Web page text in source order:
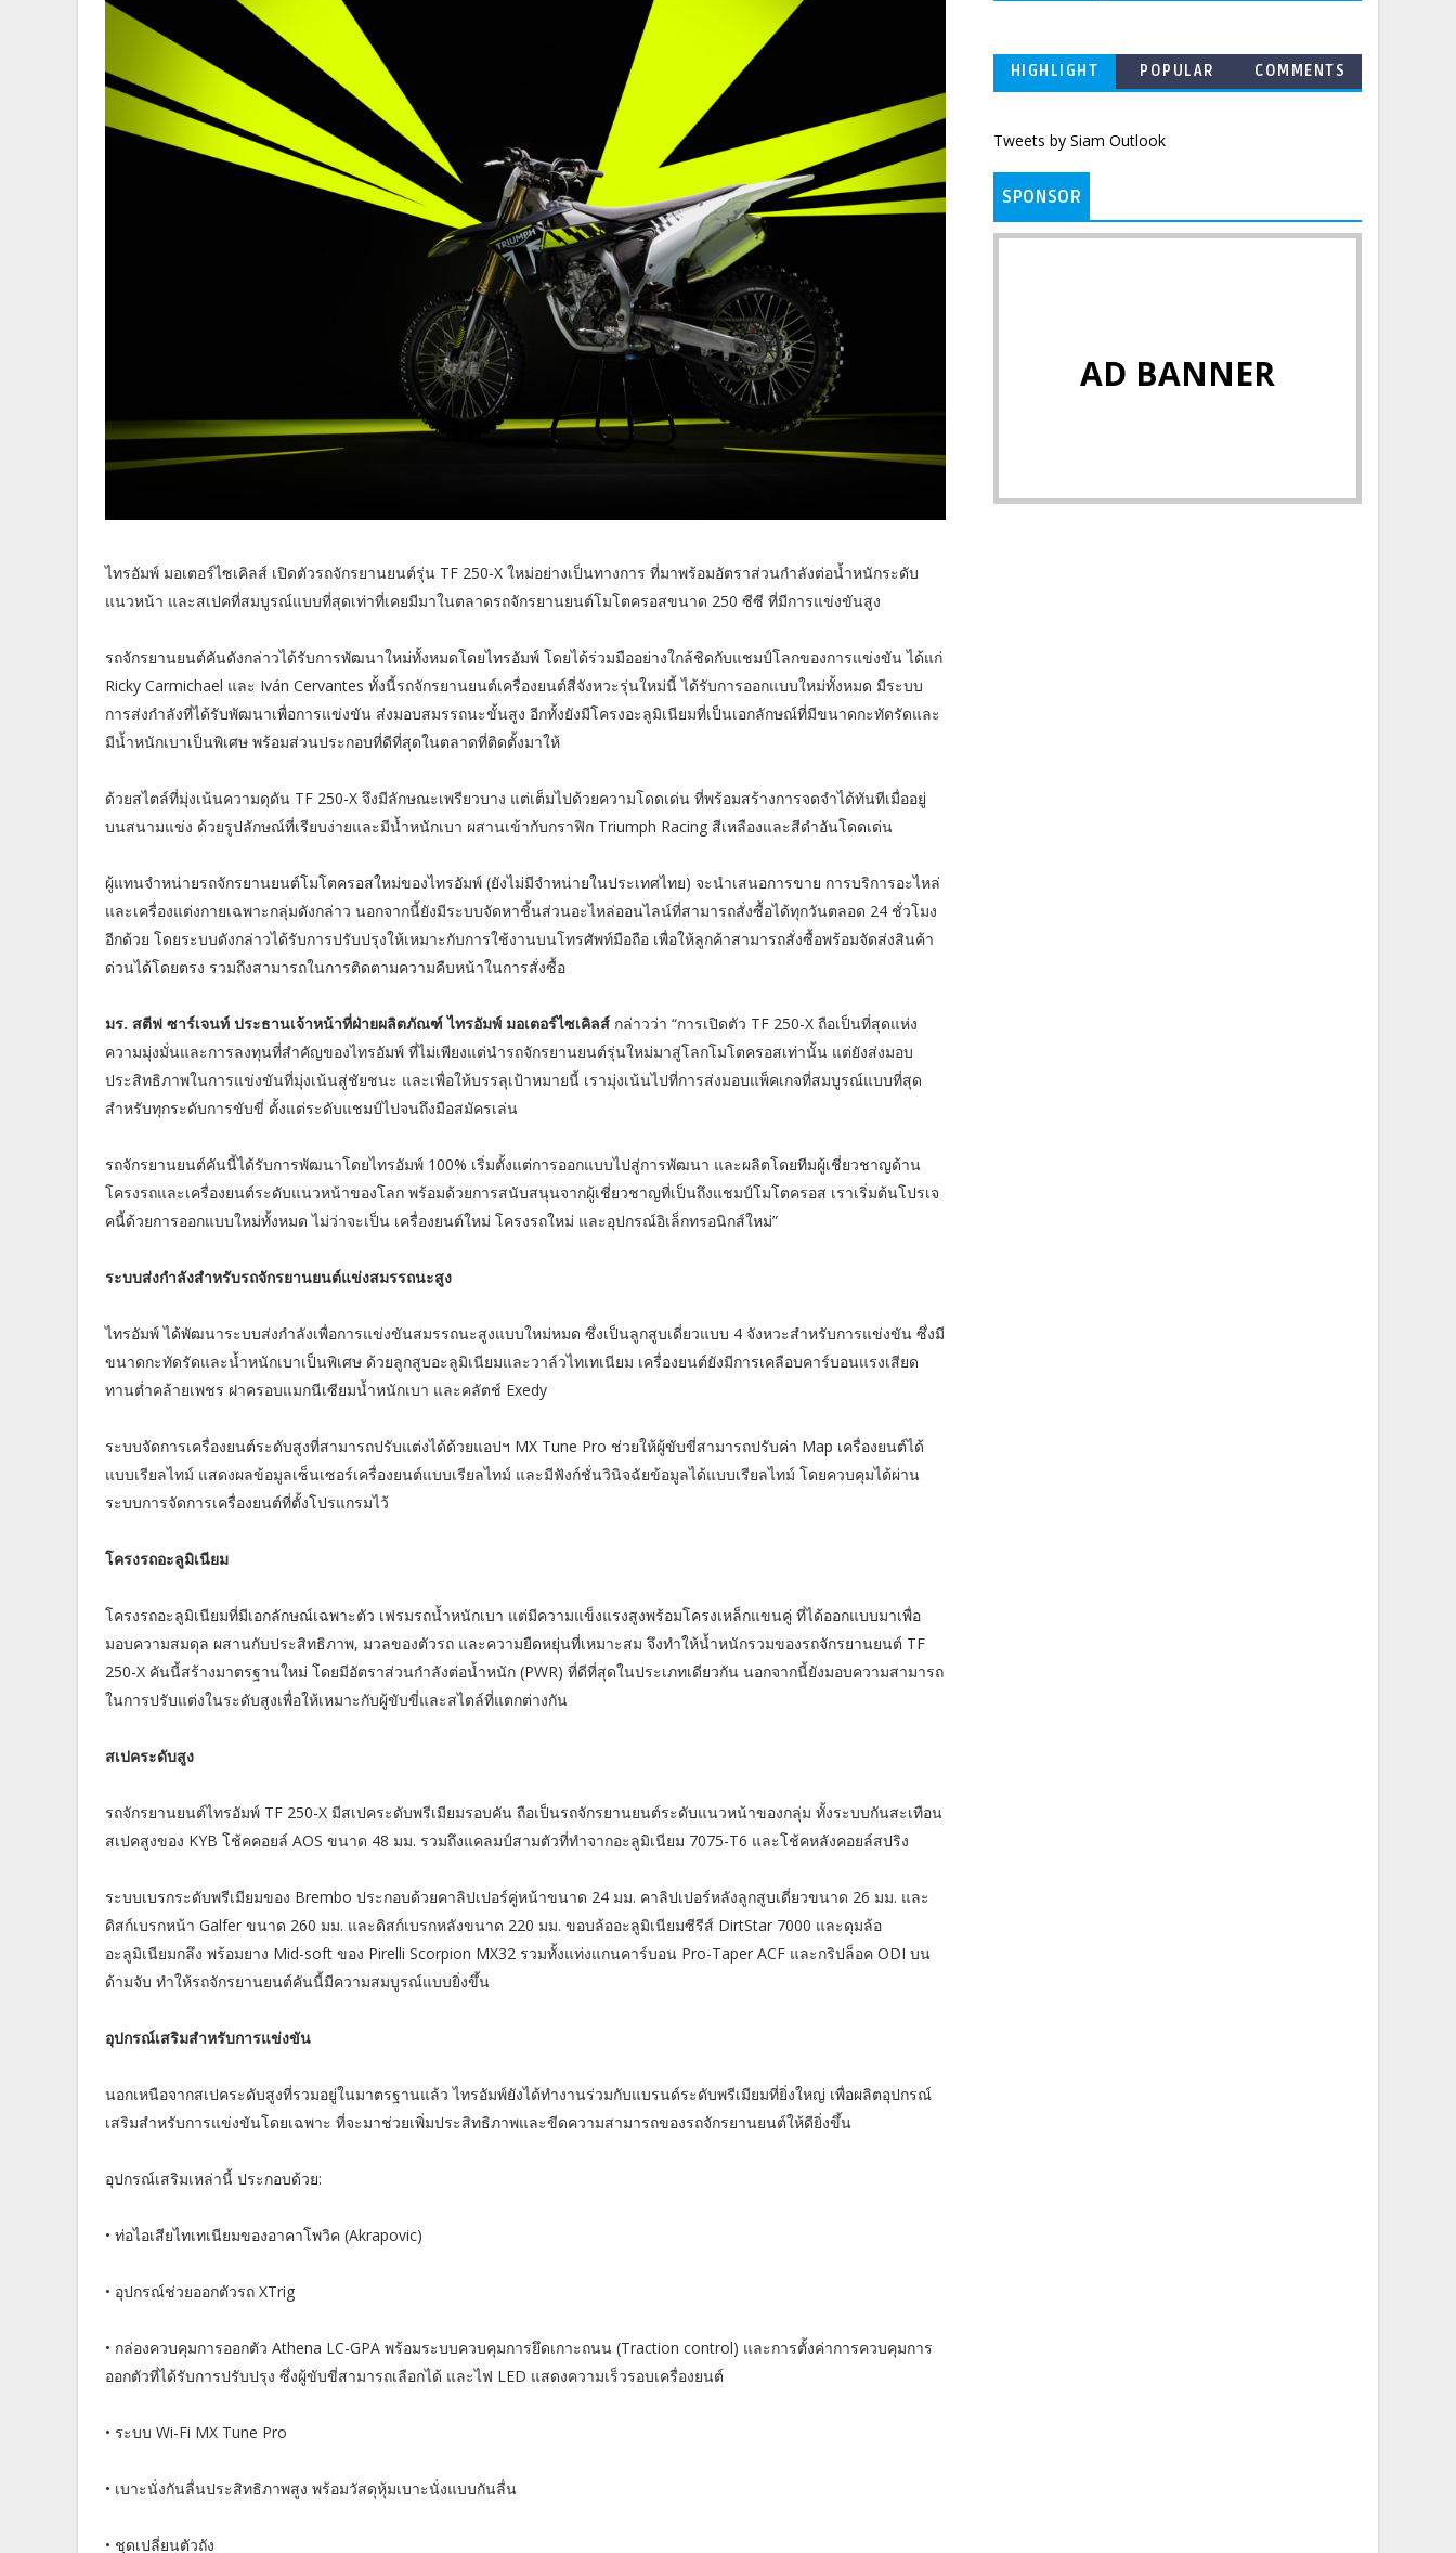
ไทรอัมพ์ มอเตอร์ไซเคิลส์ เปิดตัวรถจักรยานยนต์รุ่น TF 250-X ใหม่อย่างเป็นทางการ ที่มาพร้อมอัตราส่วนกำลังต่อน้ำหนักระดับ
แนวหน้า และสเปคที่สมบูรณ์แบบที่สุดเท่าที่เคยมีมาในตลาดรถจักรยานยนต์โมโตครอสขนาด 250 ซีซี ที่มีการแข่งขันสูง
รถจักรยานยนต์คันดังกล่าวได้รับการพัฒนาใหม่ทั้งหมดโดยไทรอัมพ์ โดยได้ร่วมมืออย่างใกล้ชิดกับแชมป์โลกของการแข่งขัน ได้แก่
Ricky Carmichael และ Iván Cervantes ทั้งนี้รถจักรยานยนต์เครื่องยนต์สี่จังหวะรุ่นใหม่นี้ ได้รับการออกแบบใหม่ทั้งหมด มีระบบ
การส่งกำลังที่ได้รับพัฒนาเพื่อการแข่งขัน ส่งมอบสมรรถนะขั้นสูง อีกทั้งยังมีโครงอะลูมิเนียมที่เป็นเอกลักษณ์ที่มีขนาดกะทัดรัดและ
มีน้ำหนักเบาเป็นพิเศษ พร้อมส่วนประกอบที่ดีที่สุดในตลาดที่ติดตั้งมาให้
ด้วยสไตล์ที่มุ่งเน้นความดุดัน TF 250-X จึงมีลักษณะเพรียวบาง แต่เต็มไปด้วยความโดดเด่น ที่พร้อมสร้างการจดจำได้ทันทีเมื่ออยู่
บนสนามแข่ง ด้วยรูปลักษณ์ที่เรียบง่ายและมีน้ำหนักเบา ผสานเข้ากับกราฟิก Triumph Racing สีเหลืองและสีดำอันโดดเด่น
ผู้แทนจำหน่ายรถจักรยานยนต์โมโตครอสใหม่ของไทรอัมพ์ (ยังไม่มีจำหน่ายในประเทศไทย) จะนำเสนอการขาย การบริการอะไหล่
และเครื่องแต่งกายเฉพาะกลุ่มดังกล่าว นอกจากนี้ยังมีระบบจัดหาชิ้นส่วนอะไหล่ออนไลน์ที่สามารถสั่งซื้อได้ทุกวันตลอด 24 ชั่วโมง
อีกด้วย โดยระบบดังกล่าวได้รับการปรับปรุงให้เหมาะกับการใช้งานบนโทรศัพท์มือถือ เพื่อให้ลูกค้าสามารถสั่งซื้อพร้อมจัดส่งสินค้า
ด่วนได้โดยตรง รวมถึงสามารถในการติดตามความคืบหน้าในการสั่งซื้อ
มร. สตีฟ ซาร์เจนท์ ประธานเจ้าหน้าที่ฝ่ายผลิตภัณฑ์ ไทรอัมพ์ มอเตอร์ไซเคิลส์ กล่าวว่า “การเปิดตัว TF 250-X ถือเป็นที่สุดแห่ง
ความมุ่งมั่นและการลงทุนที่สำคัญของไทรอัมพ์ ที่ไม่เพียงแต่นำรถจักรยานยนต์รุ่นใหม่มาสู่โลกโมโตครอสเท่านั้น แต่ยังส่งมอบ
ประสิทธิภาพในการแข่งขันที่มุ่งเน้นสู่ชัยชนะ และเพื่อให้บรรลุเป้าหมายนี้ เรามุ่งเน้นไปที่การส่งมอบแพ็คเกจที่สมบูรณ์แบบที่สุด
สำหรับทุกระดับการขับขี่ ตั้งแต่ระดับแชมป์ไปจนถึงมือสมัครเล่น
รถจักรยานยนต์คันนี้ได้รับการพัฒนาโดยไทรอัมพ์ 100% เริ่มตั้งแต่การออกแบบไปสู่การพัฒนา และผลิตโดยทีมผู้เชี่ยวชาญด้าน
โครงรถและเครื่องยนต์ระดับแนวหน้าของโลก พร้อมด้วยการสนับสนุนจากผู้เชี่ยวชาญที่เป็นถึงแชมป์โมโตครอส เราเริ่มต้นโปรเจ
คนี้ด้วยการออกแบบใหม่ทั้งหมด ไม่ว่าจะเป็น เครื่องยนต์ใหม่ โครงรถใหม่ และอุปกรณ์อิเล็กทรอนิกส์ใหม่”
ระบบส่งกำลังสำหรับรถจักรยานยนต์แข่งสมรรถนะสูง
ไทรอัมพ์ ได้พัฒนาระบบส่งกำลังเพื่อการแข่งขันสมรรถนะสูงแบบใหม่หมด ซึ่งเป็นลูกสูบเดี่ยวแบบ 4 จังหวะสำหรับการแข่งขัน ซึ่งมี
ขนาดกะทัดรัดและน้ำหนักเบาเป็นพิเศษ ด้วยลูกสูบอะลูมิเนียมและวาล์วไทเทเนียม เครื่องยนต์ยังมีการเคลือบคาร์บอนแรงเสียด
ทานต่ำคล้ายเพชร ฝาครอบแมกนีเซียมน้ำหนักเบา และคลัตช์ Exedy
ระบบจัดการเครื่องยนต์ระดับสูงที่สามารถปรับแต่งได้ด้วยแอปฯ MX Tune Pro ช่วยให้ผู้ขับขี่สามารถปรับค่า Map เครื่องยนต์ได้
แบบเรียลไทม์ แสดงผลข้อมูลเซ็นเซอร์เครื่องยนต์แบบเรียลไทม์ และมีฟังก์ชั่นวินิจฉัยข้อมูลได้แบบเรียลไทม์ โดยควบคุมได้ผ่าน
ระบบการจัดการเครื่องยนต์ที่ตั้งโปรแกรมไว้
โครงรถอะลูมิเนียม
โครงรถอะลูมิเนียมที่มีเอกลักษณ์เฉพาะตัว เฟรมรถน้ำหนักเบา แต่มีความแข็งแรงสูงพร้อมโครงเหล็กแขนคู่ ที่ได้ออกแบบมาเพื่อ
มอบความสมดุล ผสานกับประสิทธิภาพ, มวลของตัวรถ และความยืดหยุ่นที่เหมาะสม จึงทำให้น้ำหนักรวมของรถจักรยานยนต์ TF
250-X คันนี้สร้างมาตรฐานใหม่ โดยมีอัตราส่วนกำลังต่อน้ำหนัก (PWR) ที่ดีที่สุดในประเภทเดียวกัน นอกจากนี้ยังมอบความสามารถ
ในการปรับแต่งในระดับสูงเพื่อให้เหมาะกับผู้ขับขี่และสไตล์ที่แตกต่างกัน
สเปคระดับสูง
รถจักรยานยนต์ไทรอัมพ์ TF 250-X มีสเปคระดับพรีเมียมรอบคัน ถือเป็นรถจักรยานยนต์ระดับแนวหน้าของกลุ่ม ทั้งระบบกันสะเทือน
สเปคสูงของ KYB โช้คคอยล์ AOS ขนาด 48 มม. รวมถึงแคลมป์สามตัวที่ทำจากอะลูมิเนียม 7075-T6 และโช้คหลังคอยล์สปริง
ระบบเบรกระดับพรีเมียมของ Brembo ประกอบด้วยคาลิปเปอร์คู่หน้าขนาด 24 มม. คาลิปเปอร์หลังลูกสูบเดี่ยวขนาด 26 มม. และ
ดิสก์เบรกหน้า Galfer ขนาด 260 มม. และดิสก์เบรกหลังขนาด 220 มม. ขอบล้ออะลูมิเนียมซีรีส์ DirtStar 7000 และดุมล้อ
อะลูมิเนียมกลึง พร้อมยาง Mid-soft ของ Pirelli Scorpion MX32 รวมทั้งแท่งแกนคาร์บอน Pro-Taper ACF และกริปล็อค ODI บน
ด้ามจับ ทำให้รถจักรยานยนต์คันนี้มีความสมบูรณ์แบบยิ่งขึ้น
อุปกรณ์เสริมสำหรับการแข่งขัน
นอกเหนือจากสเปคระดับสูงที่รวมอยู่ในมาตรฐานแล้ว ไทรอัมพ์ยังได้ทำงานร่วมกับแบรนด์ระดับพรีเมียมที่ยิ่งใหญ่ เพื่อผลิตอุปกรณ์
เสริมสำหรับการแข่งขันโดยเฉพาะ ที่จะมาช่วยเพิ่มประสิทธิภาพและขีดความสามารถของรถจักรยานยนต์ให้ดียิ่งขึ้น
อุปกรณ์เสริมเหล่านี้ ประกอบด้วย:
• ท่อไอเสียไทเทเนียมของอาคาโพวิค (Akrapovic)
• อุปกรณ์ช่วยออกตัวรถ XTrig
• กล่องควบคุมการออกตัว Athena LC-GPA พร้อมระบบควบคุมการยึดเกาะถนน (Traction control) และการตั้งค่าการควบคุมการ
ออกตัวที่ได้รับการปรับปรุง ซึ่งผู้ขับขี่สามารถเลือกได้ และไฟ LED แสดงความเร็วรอบเครื่องยนต์
• ระบบ Wi-Fi MX Tune Pro
• เบาะนั่งกันลื่นประสิทธิภาพสูง พร้อมวัสดุหุ้มเบาะนั่งแบบกันลื่น
• ชุดเปลี่ยนตัวถัง
HIGHLIGHT POPULAR COMMENTS
Tweets by Siam Outlook
SPONSOR
AD BANNER